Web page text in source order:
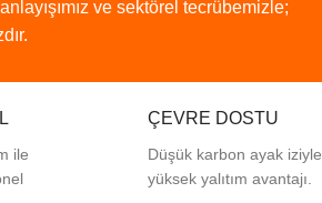
anlayışımız ve sektörel tecrübemizle;
ile
ÇEVRE DOSTU
Düşük karbon ayak iziyle
yüksek yalıtım avantajı.